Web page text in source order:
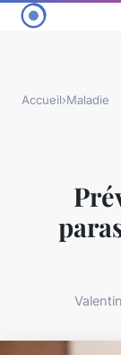
Accueil›Maladie
Valentin